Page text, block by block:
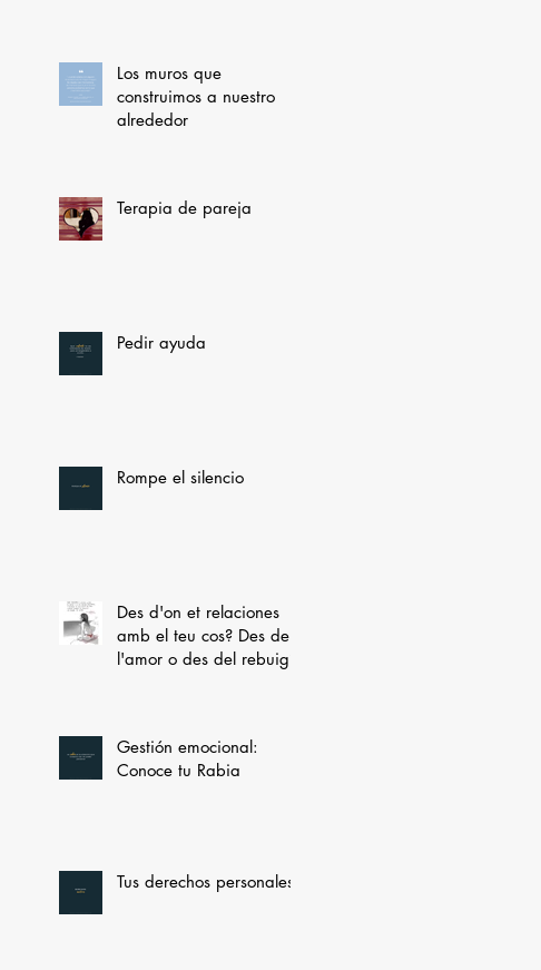
Los muros que
construimos a nuestro
alrededor
Terapia de pareja
Pedir ayuda
Rompe el silencio
Des d'on et relaciones
amb el teu cos? Des de
l'amor o des del rebuig?
Gestión emocional:
Conoce tu Rabia
Tus derechos personales